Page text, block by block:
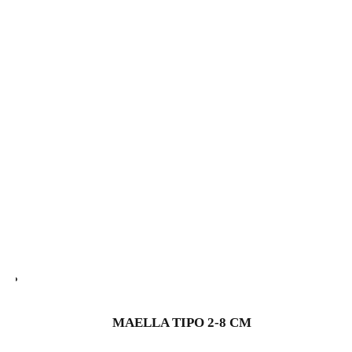
MAELLA TIPO 2-8 CM